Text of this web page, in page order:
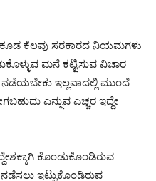
ಕೂಡ ಕೆಲವು ಸರಕಾರದ ನಿಯಮಗಳು
ಮನೆ ಕಟ್ಟಿಸುವ ವಿಚಾರ
ಇಲ್ಲವಾದಲ್ಲಿ ಮುಂದೆ
ಎನ್ನುವ ಎಚ್ಚರ ಇದ್ದೇ
ಕೊಂಡುಕೊಂಡಿರುವ
ಇಟ್ಟುಕೊಂಡಿರುವ